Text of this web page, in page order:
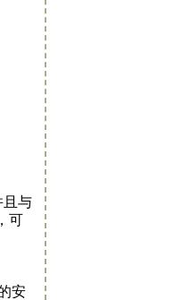
且与
可
安